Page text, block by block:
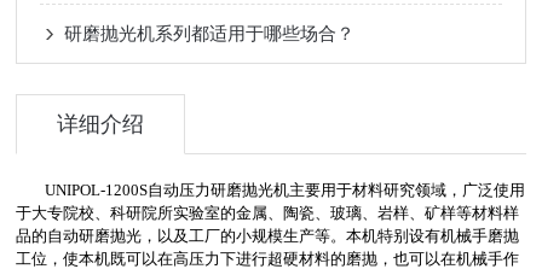
研磨抛光机系列都适用于哪些场合？
详细介绍
UNIPOL-1200S自动压力研磨抛光机主要用于材料研究领域，广泛使用
于大专院校、科研院所实验室的金属、陶瓷、玻璃、岩样、矿样等材料样
品的自动研磨抛光，以及工厂的小规模生产等。本机特别设有机械手磨抛
工位，使本机既可以在高压力下进行超硬材料的磨抛，也可以在机械手作